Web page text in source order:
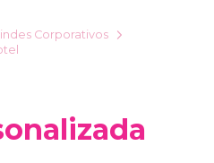
Corporativos